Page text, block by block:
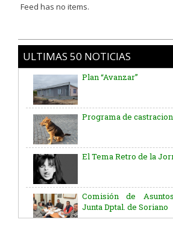
Feed has no items.
ULTIMAS 50 NOTICIAS
Plan “Avanzar”
Programa de
El Tema Retro de la
Comisión de
Junta Dptal. de Soriano